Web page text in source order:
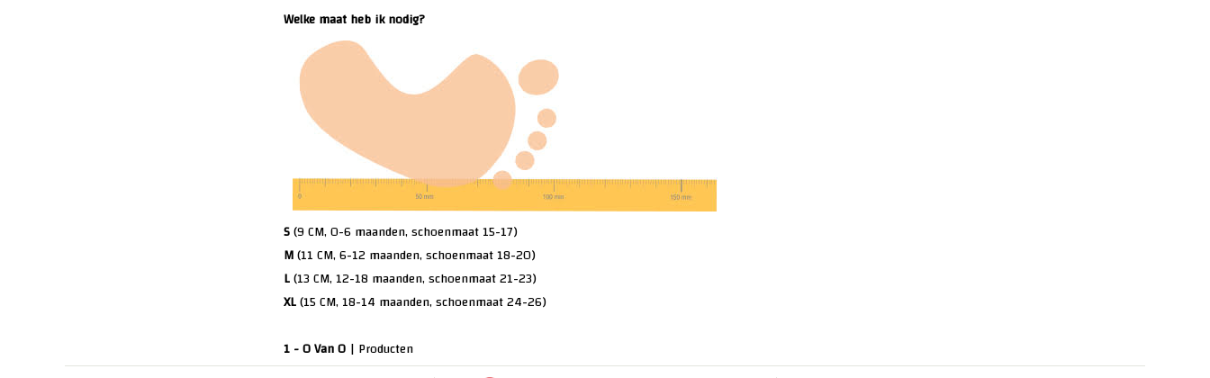
Welke maat heb ik nodig?
S(9 CM, 0-6 maanden, schoenmaat 15-17)
M(11 CM, 6-12 maanden, schoenmaat 18-20)
L(13 CM, 12-18 maanden, schoenmaat 21-23)
XL(15 CM, 18-14 maanden, schoenmaat 24-26)
1 - 0 Van 0 | Producten